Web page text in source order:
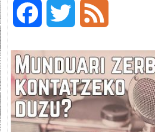
c
e
b
i
t
t
e
d